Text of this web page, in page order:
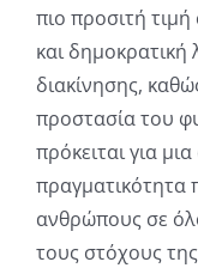
πιο προσιτή
και
διακίνησης,
προστασία του
πρόκειται για
πραγματικότητα
ανθρώπους σε
τους στόχους